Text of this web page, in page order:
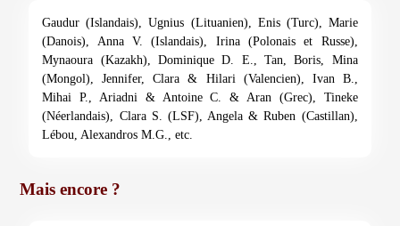
Gaudur (Islandais), Ugnius (Lituanien), Enis (Turc), Marie
(Danois), Anna V. (Islandais), Irina (Polonais et Russe),
Mynaoura (Kazakh), Dominique D. E., Tan, Boris, Mina
(Mongol), Jennifer, Clara & Hilari (Valencien), Ivan B.,
Mihai P., Ariadni & Antoine C. & Aran (Grec), Tineke
(Néerlandais), Clara S. (LSF), Angela & Ruben (Castillan),
Lébou, Alexandros M.G., etc.
Mais encore ?